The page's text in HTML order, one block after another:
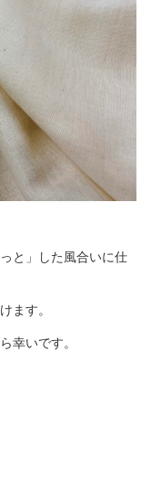
と」した風合いに仕
ます。
幸いです。